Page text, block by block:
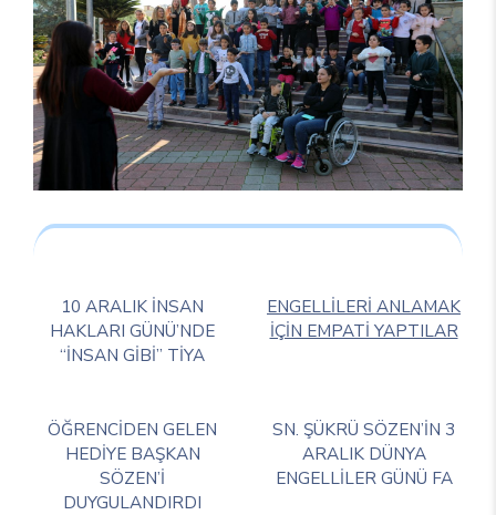
10 ARALIK İNSAN
HAKLARI GÜNÜ’NDE
“İNSAN GİBİ” TİYA
ENGELLİLERİ ANLAMAK
İÇİN EMPATİ YAPTILAR
ÖĞRENCİDEN GELEN
HEDİYE BAŞKAN
SÖZEN’İ
DUYGULANDIRDI
SN. ŞÜKRÜ SÖZEN’İN 3
ARALIK DÜNYA
ENGELLİLER GÜNÜ FA